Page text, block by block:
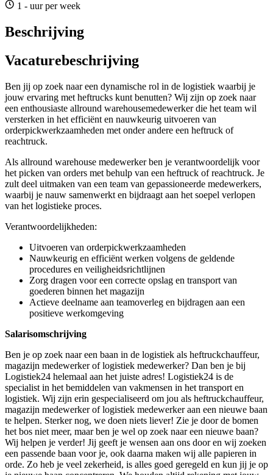
1 - uur per week
Beschrijving
Vacaturebeschrijving
Ben jij op zoek naar een dynamische rol in de logistiek waarbij je
jouw ervaring met heftrucks kunt benutten? Wij zijn op zoek naar
een enthousiaste allround warehousemedewerker die het team wil
versterken in het efficiënt en nauwkeurig uitvoeren van
orderpickwerkzaamheden met onder andere een heftruck of
reachtruck.
Als allround warehouse medewerker ben je verantwoordelijk voor
het picken van orders met behulp van een heftruck of reachtruck. Je
zult deel uitmaken van een team van gepassioneerde medewerkers,
waarbij je nauw samenwerkt en bijdraagt aan het soepel verlopen
van het logistieke proces.
Verantwoordelijkheden:
Uitvoeren van orderpickwerkzaamheden
Nauwkeurig en efficiënt werken volgens de geldende
procedures en veiligheidsrichtlijnen
Zorg dragen voor een correcte opslag en transport van
goederen binnen het magazijn
Actieve deelname aan teamoverleg en bijdragen aan een
positieve werkomgeving
Salarisomschrijving
Ben je op zoek naar een baan in de logistiek als heftruckchauffeur,
magazijn medewerker of logistiek medewerker? Dan ben je bij
Logistiek24 helemaal aan het juiste adres! Logistiek24 is de
specialist in het bemiddelen van vakmensen in het transport en
logistiek. Wij zijn erin gespecialiseerd om jou als heftruckchauffeur,
magazijn medewerker of logistiek medewerker aan een nieuwe baan
te helpen. Sterker nog, we doen niets liever! Zie je door de bomen
het bos niet meer, maar ben je wel op zoek naar een nieuwe baan?
Wij helpen je verder! Jij geeft je wensen aan ons door en wij zoeken
een passende baan voor je, ook daarna maken wij alle papieren in
orde. Zo heb je veel zekerheid, is alles goed geregeld en kun jij je op